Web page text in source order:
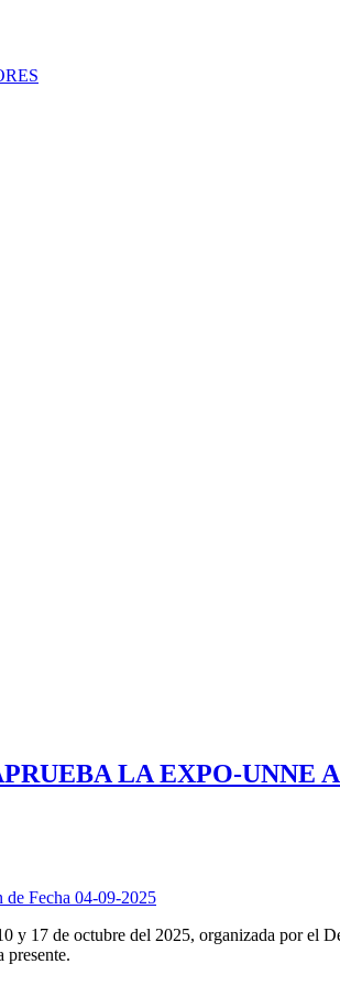
LA EXPO-
Fecha 04-09-2025
y 17 de octubre del 2025, organizada por el
presente.